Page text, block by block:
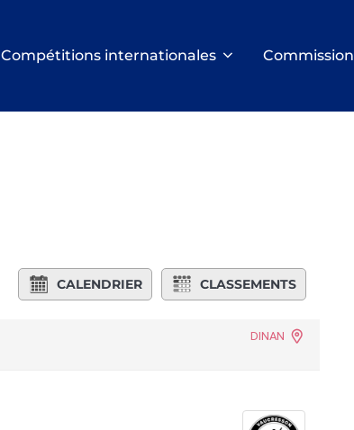
Compétitions internationales Commission
CALENDRIER CLASSEMENTS
DINAN